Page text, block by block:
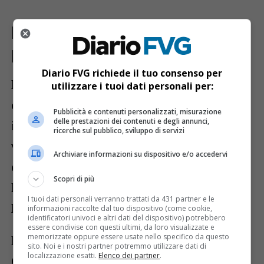
La classifica dei sindaci del
Friuli-Venezia Giulia
L’indagine prende in esame anche il
consenso dei sindaci dei capoluoghi
italiani. A livello nazionale, per la prima
volta,
conquista il primo posto, davanti a
Fioravanti
di Ascoli Piceno e
Manfredidi Napoli.
Per quanto riguarda ilFriuli-Venezia
Diario FVG richiede il tuo consenso per
utilizzare i tuoi dati personali per:
Pubblicità e contenuti personalizzati, misurazione
delle prestazioni dei contenuti e degli annunci,
ricerche sul pubblico, sviluppo di servizi
Archiviare informazioni su dispositivo e/o accedervi
Scopri di più
I tuoi dati personali verranno trattati da 431 partner e le
informazioni raccolte dal tuo dispositivo (come cookie,
identificatori univoci e altri dati del dispositivo) potrebbero
essere condivise con questi ultimi, da loro visualizzate e
memorizzate oppure essere usate nello specifico da questo
sito. Noi e i nostri partner potremmo utilizzare dati di
localizzazione esatti. Elenco dei partner.